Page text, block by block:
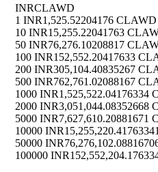
INRCLAWD
1 INR1,525.52204176 CLAWD
10 INR15,255.22041763
50 INR76,276.10208817
100 INR152,552.20417633
200 INR305,104.40835267
500 INR762,761.02088167
1000 INR1,525,522.04176334
2000 INR3,051,044.08352668
5000 INR7,627,610.20881671
10000 INR
50000 INR
100000 INR